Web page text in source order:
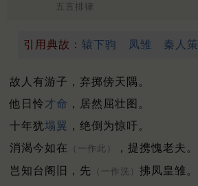
五言排律
引用典故： 辕下驹 凤雏 秦人策
故人有游子，弃掷傍天隅。
他日怜才命 ，居然屈壮图。
十年犹塌翼 ，绝倒为惊吁。
消渴今如在
（一作此）
，提携愧老夫。
岂知台阁旧，先
（一作洗） 拂凤皇雏。